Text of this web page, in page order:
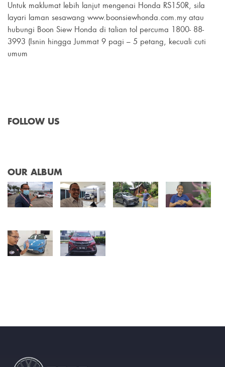
Untuk maklumat lebih lanjut mengenai Honda RS150R, sila
layari laman sesawang www.boonsiewhonda.com.my atau
hubungi Boon Siew Honda di talian tol percuma 1800- 88-
3993 (Isnin hingga Jummat 9 pagi – 5 petang, kecuali cuti
umum
FOLLOW US
OUR ALBUM